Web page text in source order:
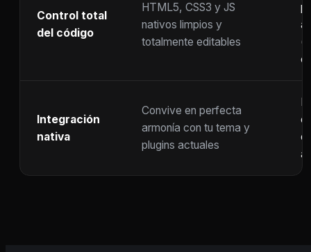
Control total
del código
HTML5, CSS3 y JS
nativos limpios y
totalmente editables
Integración
nativa
Convive en perfecta
armonía con tu tema y
plugins actuales